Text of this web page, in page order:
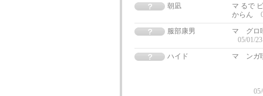
朝凪
マ るで
からん
服部康男
マ グロ
05/01/
ハイド